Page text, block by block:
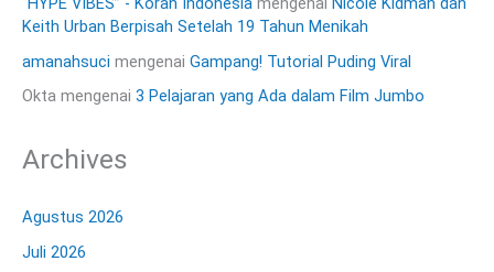
Keith Urban Berpisah Setelah 19 Tahun Menikah
amanahsuci mengenai Gampang! Tutorial Puding Viral
Okta mengenai 3 Pelajaran yang Ada dalam Film Jumbo
Archives
Agustus 2026
Juli 2026